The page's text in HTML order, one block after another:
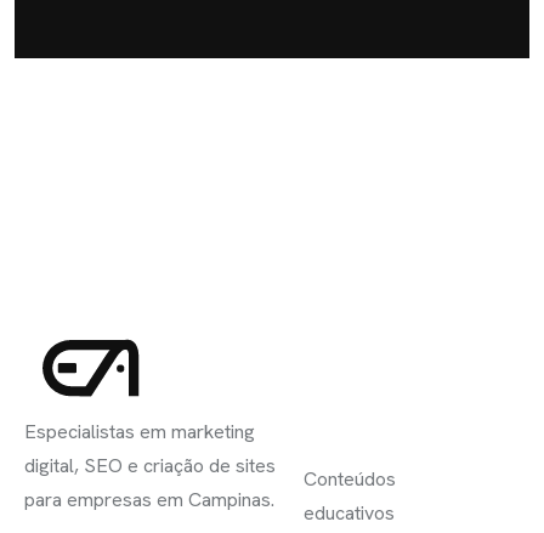
Especialistas em marketing
digital, SEO e criação de sites
para empresas em Campinas.
Conteúdos
educativos